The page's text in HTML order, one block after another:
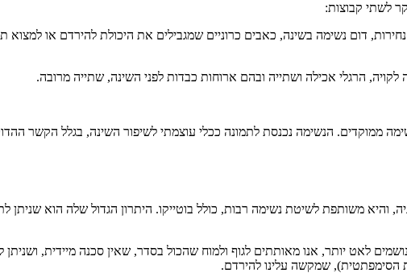
לשתי קבוצות:
דום נשימה בשינה, כאבים כרוניים שמגבילים את היכולת להירדם או למצוא
לקויה, הרגלי אכילה ושתייה ובהם ארוחות כבדות לפני השינה, שתייה מרובה.
ממוקדים. הנשימה נכנסת לתמונה ככלי עוצמתי לשיפור השינה, בגלל הקשר
והיא משותפת לשיטת נשימה רבות, כולל בוטייקו. היתרון הגדול שלה הוא שניתן
לאט יותר, אנו מאותתים לגוף ולמוח שהכול בסדר, שאין סכנה מיידית,
שמקשה עלינו להירדם.